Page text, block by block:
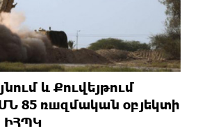
և Քուվեյթում
85 ռшզմական օբյեկտի
ԻՀՊԿ